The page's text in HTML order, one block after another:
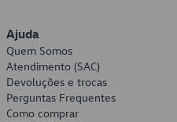
Ajuda
Quem Somos
Atendimento (SAC)
Devoluções e trocas
Perguntas Frequentes
Como comprar